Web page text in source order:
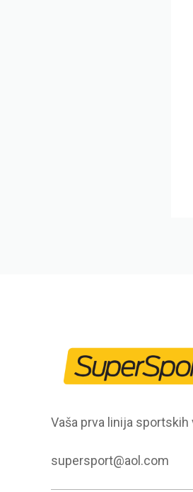
Vaša prva linija sportskih
supersport@aol.com